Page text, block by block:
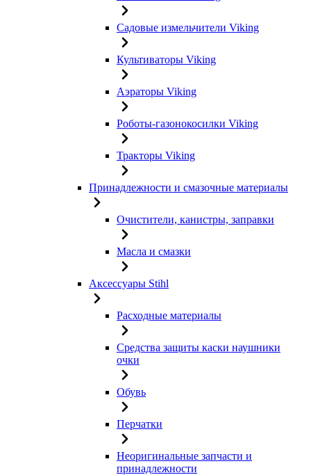
Садовые измельчители Viking
Культиваторы Viking
Аэраторы Viking
Роботы-газонокосилки Viking
Тракторы Viking
Принадлежности и смазочные материалы
Очистители, канистры, заправки
Масла и смазки
Аксессуары Stihl
Расходные материалы
Средства защиты каски наушники
очки
Обувь
Перчатки
Неоригинальные запчасти и
принадлежности